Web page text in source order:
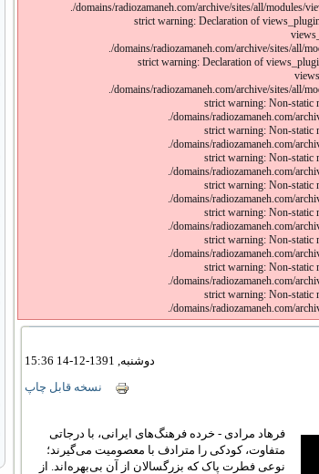
/domains/radiozamaneh.com/archive/sites/all/modules/
strict warning: Declaration of
/domains/radiozamaneh.com/archive/sites/all/
strict warning: Declaration of
/domains/radiozamaneh.com/archive/sites/all/
strict warning: Non-static
/domains/radiozamaneh.com/
strict warning: Non-static
/domains/radiozamaneh.com/
strict warning: Non-static
/domains/radiozamaneh.com/
strict warning: Non-static
/domains/radiozamaneh.com/
strict warning: Non-static
/domains/radiozamaneh.com/
strict warning: Non-static
/domains/radiozamaneh.com/
strict warning: Non-static
/domains/radiozamaneh.com/
strict warning: Non-static
/domains/radiozamaneh.com/
دوشنبه, 1391-12-14 15:36
نسخه قابل چاپ
فرهاد مرادی - خرده فرهنگ‌های ایرانی، با درجاتی
متفاوت، کودکی را مترادف با معصومیت می‌گیرند؛
نوعی فطرت پاک که بزرگسالان از آن بی‌بهره‌اند. از